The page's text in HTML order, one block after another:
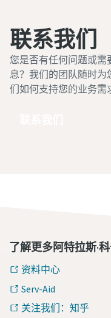
联系我们
您是否有任何问题或需
息？我们的团队随时
们如何支持您的业务需
了解更多阿特拉斯·
资料中心
Serv-Aid
关注我们：知乎